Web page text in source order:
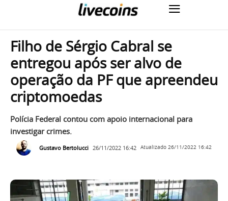
Filho de Sérgio Cabral se
entregou após ser alvo de
operação da PF que apreendeu
criptomoedas
Polícia Federal contou com apoio internacional para
investigar crimes.
Gustavo Bertolucci 26/11/2022 16:42 Atualizado 26/11/2022 16:42